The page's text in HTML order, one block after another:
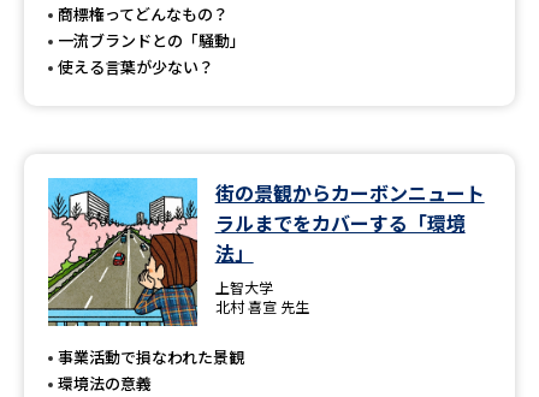
Ｑ＆Ａ よくあるご質問
お支払いサイト
特定商取引表記
テレメール進学カタログ
商標権ってどんなもの？
一流ブランドとの「騒動」
使える言葉が少ない？
街の景観からカーボンニュート
ラルまでをカバーする「環境
法」
上智大学
北村 喜宣 先生
事業活動で損なわれた景観
環境法の意義